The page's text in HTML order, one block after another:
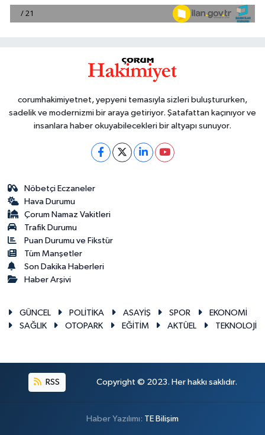
corumhakimiyetnet, yepyeni temasıyla sizleri buluştururken,
sadelik ve modernizmi bir araya getiriyor. Şatafattan kaçınıyor ve
insanlara haber okuyabilecekleri bir altyapı sunuyor.
Nöbetçi Eczaneler
Hava Durumu
Çorum Namaz Vakitleri
Trafik Durumu
Puan Durumu ve Fikstür
Tüm Manşetler
Son Dakika Haberleri
Haber Arşivi
GÜNCEL POLİTİKA ASAYİŞ SPOR
EKONOMİ
SAĞLIK
OTOPARK EĞİTİM AKTÜEL TEKNOLOJİ
RSS Copyright © 2023. Her hakkı saklıdır.
Haber Yazılımı: TE Bilişim